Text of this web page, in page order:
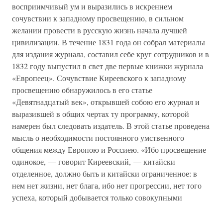
восприимчивый ум и выразились в искреннем
сочувствии к западному просвещению, в сильном
желании провести в русскую жизнь начала лучшей
цивилизации. В течение 1831 года он собрал материалы
для издания журнала, составил себе круг сотрудников и в
1832 году выпустил в свет две первые книжки журнала
«Европеец». Сочувствие Киреевского к западному
просвещению обнаружилось в его статье
«Девятнадцатый век», открывшей собою его журнал и
выразившей в общих чертах ту программу, которой
намерен был следовать издатель. В этой статье проведена
мысль о необходимости постоянного умственного
общения между Европою и Россиею. «Ибо просвещение
одинокое, — говорит Киреевский, — китайски
отделенное, должно быть и китайски ограниченное: в
нем нет жизни, нет блага, ибо нет прогрессии, нет того
успеха, который добывается только совокупными